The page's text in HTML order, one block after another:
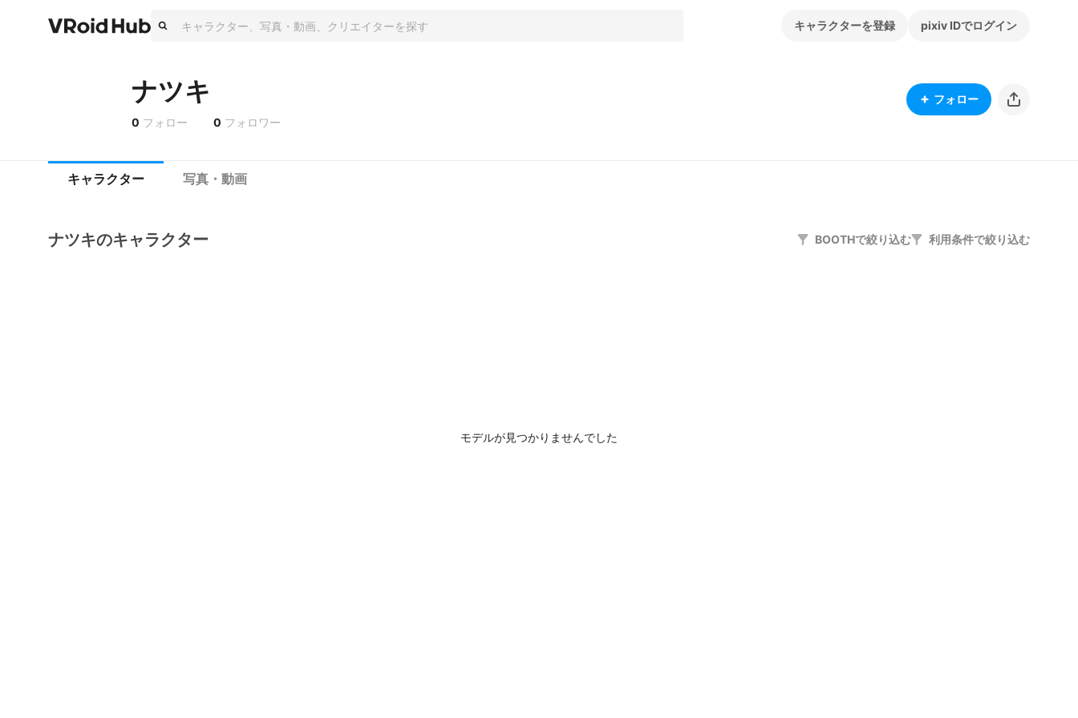
キャラクターを登録 pixiv IDでログイン
ナツキ
0 フォロー 0 フォロワー
フォロー
キャラクター 写真・動画
ナツキのキャラクター BOOTHで絞り込む 利用条件で絞り込む
モデルが見つかりませんでした